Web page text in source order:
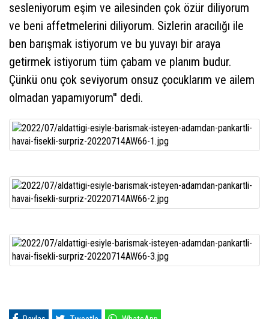
sesleniyorum eşim ve ailesinden çok özür diliyorum
ve beni affetmelerini diliyorum. Sizlerin aracılığı ile
ben barışmak istiyorum ve bu yuvayı bir araya
getirmek istiyorum tüm çabam ve planım budur.
Çünkü onu çok seviyorum onsuz çocuklarım ve ailem
olmadan yapamıyorum'' dedi.